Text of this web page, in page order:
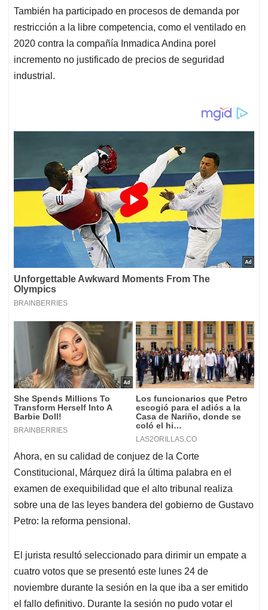
También ha participado en procesos de demanda por
restricción a la libre competencia, como el ventilado en
2020 contra la compañía Inmadica Andina porel
incremento no justificado de precios de seguridad
industrial.
Ahora, en su calidad de conjuez de la Corte
Constitucional, Márquez dirá la última palabra en el
examen de exequibilidad que el alto tribunal realiza
sobre una de las leyes bandera del gobierno de Gustavo
Petro: la reforma pensional.
El jurista resultó seleccionado para dirimir un empate a
cuatro votos que se presentó este lunes 24 de
noviembre durante la sesión en la que iba a ser emitido
el fallo definitivo. Durante la sesión no pudo votar el